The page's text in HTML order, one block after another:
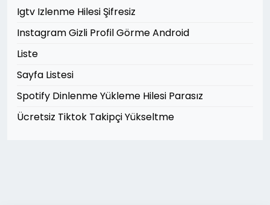
Igtv Izlenme Hilesi Şifresiz
Instagram Gizli Profil Görme Android
Liste
Sayfa Listesi
Spotify Dinlenme Yükleme Hilesi Parasız
Ücretsiz Tiktok Takipçi Yükseltme